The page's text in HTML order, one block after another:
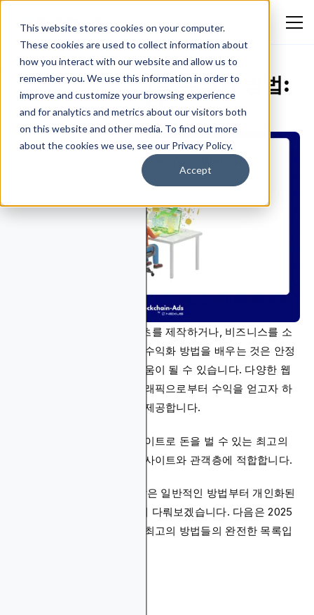
This website stores cookies on your computer.
These cookies are used to collect information about
how you interact with our website and allow us to
remember you. We use this information in order to
improve and customize your browsing experience
and for analytics and metrics about our visitors both
on this website and other media. To find out more
about the cookies we use, see our Privacy Policy.
Accept
2025년 웹사이트 수익화 방법:
최고의 전략과 팁
Ekokotu Emmanuel Eguono May 18, 2026 금융 및 트레이딩
블로그를 운영하거나, 콘텐츠를 제작하거나, 비즈니스를 소
유하든 상관없이, 웹사이트 수익화 방법을 배우는 것은 안정
적인 수입원을 만드는 데 도움이 될 수 있습니다. 다양한 웹
사이트 수익화 방법은 웹 트래픽으로부터 수익을 얻고자 하
는 분들에게 새로운 기회를 제공합니다.
이 가이드는 2025년에 웹사이트로 돈을 벌 수 있는 최고의
방법들을 탐구하며, 다양한 사이트와 관객층에 적합합니다.
광고 게재 및 제품 홍보와 같은 일반적인 방법부터 개인화된
콘텐츠의 새로운 트렌드까지 다뤄보겠습니다. 다음은 2025
년 웹사이트 수익화를 위한 최고의 방법들의 완전한 목록입